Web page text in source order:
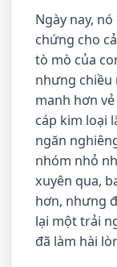
Ngày nay,
chứng cho
tò mò của
nhưng chiều
manh hơn
cáp kim loại
ngăn
nhóm nhỏ
xuyên qua,
hơn, nhưng
lại một trải
đã làm hài